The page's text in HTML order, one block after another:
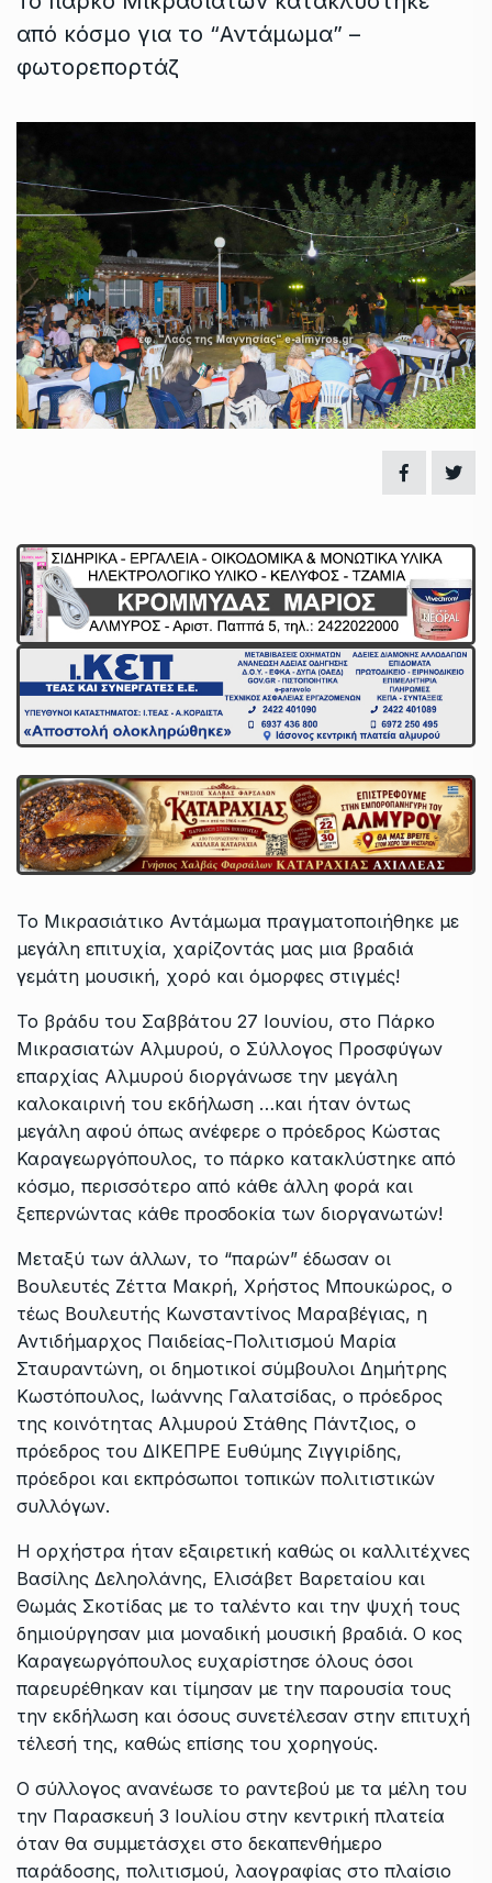
από κόσμο για το “Αντάμωμα” –
φωτορεπορτάζ
Το Μικρασιάτικο Αντάμωμα πραγματοποιήθηκε με
μεγάλη επιτυχία, χαρίζοντάς μας μια βραδιά
γεμάτη μουσική, χορό και όμορφες στιγμές!
Το βράδυ του Σαββάτου 27 Ιουνίου, στο Πάρκο
Μικρασιατών Αλμυρού, ο Σύλλογος Προσφύγων
επαρχίας Αλμυρού διοργάνωσε την μεγάλη
καλοκαιρινή του εκδήλωση …και ήταν όντως
μεγάλη αφού όπως ανέφερε ο πρόεδρος Κώστας
Καραγεωργόπουλος, το πάρκο κατακλύστηκε από
κόσμο, περισσότερο από κάθε άλλη φορά και
ξεπερνώντας κάθε προσδοκία των διοργανωτών!
Μεταξύ των άλλων, το “παρών” έδωσαν οι
Βουλευτές Ζέττα Μακρή, Χρήστος Μπουκώρος, ο
τέως Βουλευτής Κωνσταντίνος Μαραβέγιας, η
Αντιδήμαρχος Παιδείας-Πολιτισμού Μαρία
Σταυραντώνη, οι δημοτικοί σύμβουλοι Δημήτρης
Κωστόπουλος, Ιωάννης Γαλατσίδας, ο πρόεδρος
της κοινότητας Αλμυρού Στάθης Πάντζιος, ο
πρόεδρος του ΔΙΚΕΠΡΕ Ευθύμης Ζιγγιρίδης,
πρόεδροι και εκπρόσωποι τοπικών πολιτιστικών
συλλόγων.
Η ορχήστρα ήταν εξαιρετική καθώς οι καλλιτέχνες
Βασίλης Δεληολάνης, Ελισάβετ Βαρεταίου και
Θωμάς Σκοτίδας με το ταλέντο και την ψυχή τους
δημιούργησαν μια μοναδική μουσική βραδιά. Ο κος
Καραγεωργόπουλος ευχαρίστησε όλους όσοι
παρευρέθηκαν και τίμησαν με την παρουσία τους
την εκδήλωση και όσους συνετέλεσαν στην επιτυχή
τέλεσή της, καθώς επίσης του χορηγούς.
Ο σύλλογος ανανέωσε το ραντεβού με τα μέλη του
την Παρασκευή 3 Ιουλίου στην κεντρική πλατεία
όταν θα συμμετάσχει στο δεκαπενθήμερο
παράδοσης, πολιτισμού, λαογραφίας στο πλαίσιο